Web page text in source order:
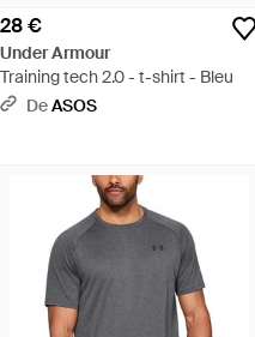
28 €
Under Armour
Training tech 2.0 - t-shirt - Bleu
DeASOS